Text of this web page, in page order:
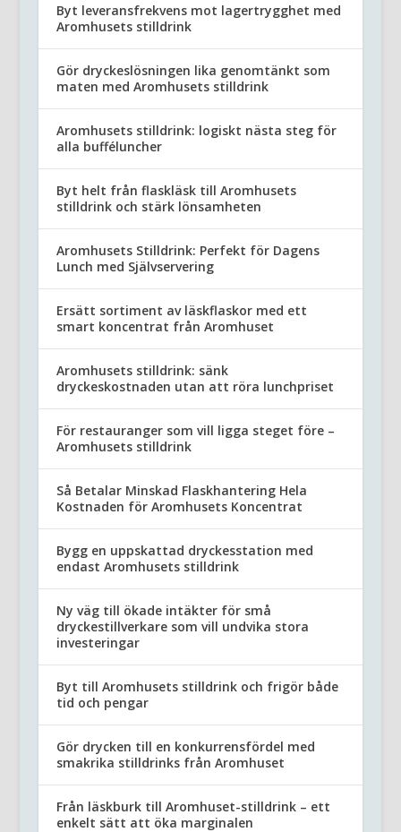
Byt leveransfrekvens mot lagertrygghet med
Aromhusets stilldrink
Gör dryckeslösningen lika genomtänkt som
maten med Aromhusets stilldrink
Aromhusets stilldrink: logiskt nästa steg för
alla bufféluncher
Byt helt från flaskläsk till Aromhusets
stilldrink och stärk lönsamheten
Aromhusets Stilldrink: Perfekt för Dagens
Lunch med Självservering
Ersätt sortiment av läskflaskor med ett
smart koncentrat från Aromhuset
Aromhusets stilldrink: sänk
dryckeskostnaden utan att röra lunchpriset
För restauranger som vill ligga steget före –
Aromhusets stilldrink
Så Betalar Minskad Flaskhantering Hela
Kostnaden för Aromhusets Koncentrat
Bygg en uppskattad dryckesstation med
endast Aromhusets stilldrink
Ny väg till ökade intäkter för små
dryckestillverkare som vill undvika stora
investeringar
Byt till Aromhusets stilldrink och frigör både
tid och pengar
Gör drycken till en konkurrensfördel med
smakrika stilldrinks från Aromhuset
Från läskburk till Aromhuset-stilldrink – ett
enkelt sätt att öka marginalen